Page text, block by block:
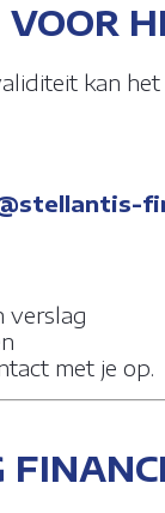
VOOR
kan
verslag
met je op.